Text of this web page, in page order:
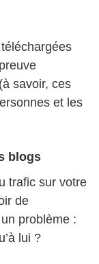
savoir, ces
et les
blogs
trafic sur votre
de
problème :
lui ?